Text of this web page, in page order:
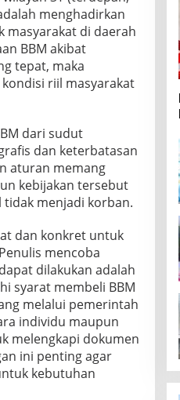
menghadirkan
masyarakat di daerah
BBM akibat
tepat, maka
riil masyarakat
dari sudut
dan keterbatasan
aturan memang
kebijakan tersebut
tidak menjadi korban.
dan konkret untuk
mencoba
dilakukan adalah
syarat membeli BBM
melalui pemerintah
individu maupun
melengkapi dokumen
ini penting agar
kebutuhan